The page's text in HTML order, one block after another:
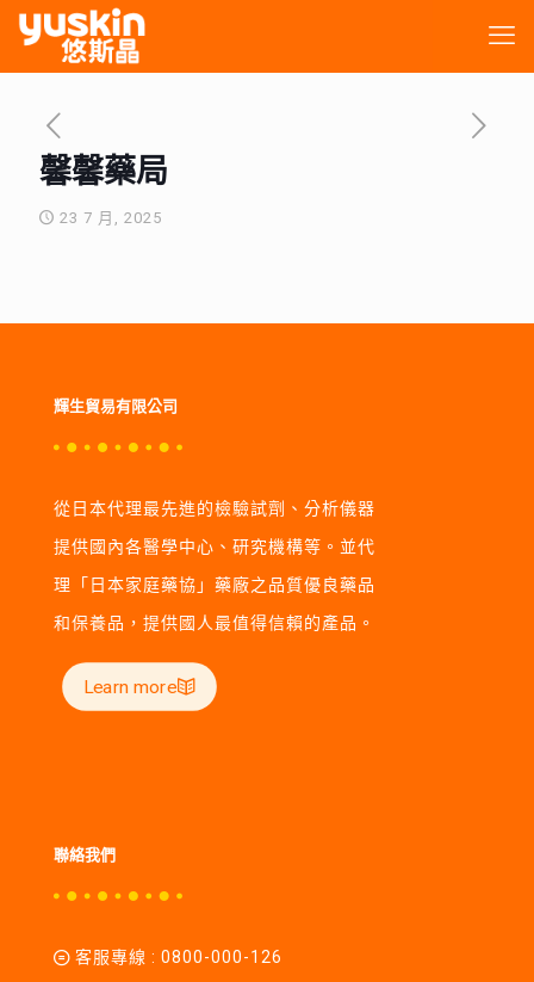
馨馨藥局
23 7 月, 2025
輝生貿易有限公司
從日本代理最先進的檢驗試劑、分析儀器
提供國內各醫學中心、研究機構等。並代
理「日本家庭藥協」藥廠之品質優良藥品
和保養品，提供國人最值得信賴的產品。
Learn more
聯絡我們
客服專線 : 0800-000-126